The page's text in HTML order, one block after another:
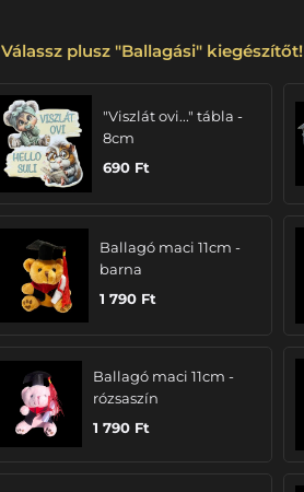
Válassz plusz "Ballagási" kiegészítőt!
"Viszlát ovi..." tábla -
8cm
690 Ft
Ballagó maci 11cm -
barna
1 790 Ft
Ballagó maci 11cm -
rózsaszín
1 790 Ft